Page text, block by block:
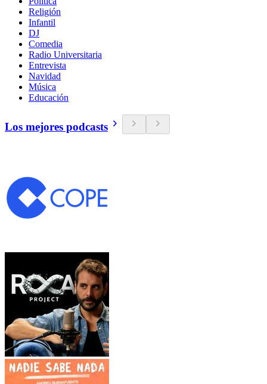
Religión
Infantil
DJ
Comedia
Radio Universitaria
Entrevista
Navidad
Música
Educación
Los mejores podcasts